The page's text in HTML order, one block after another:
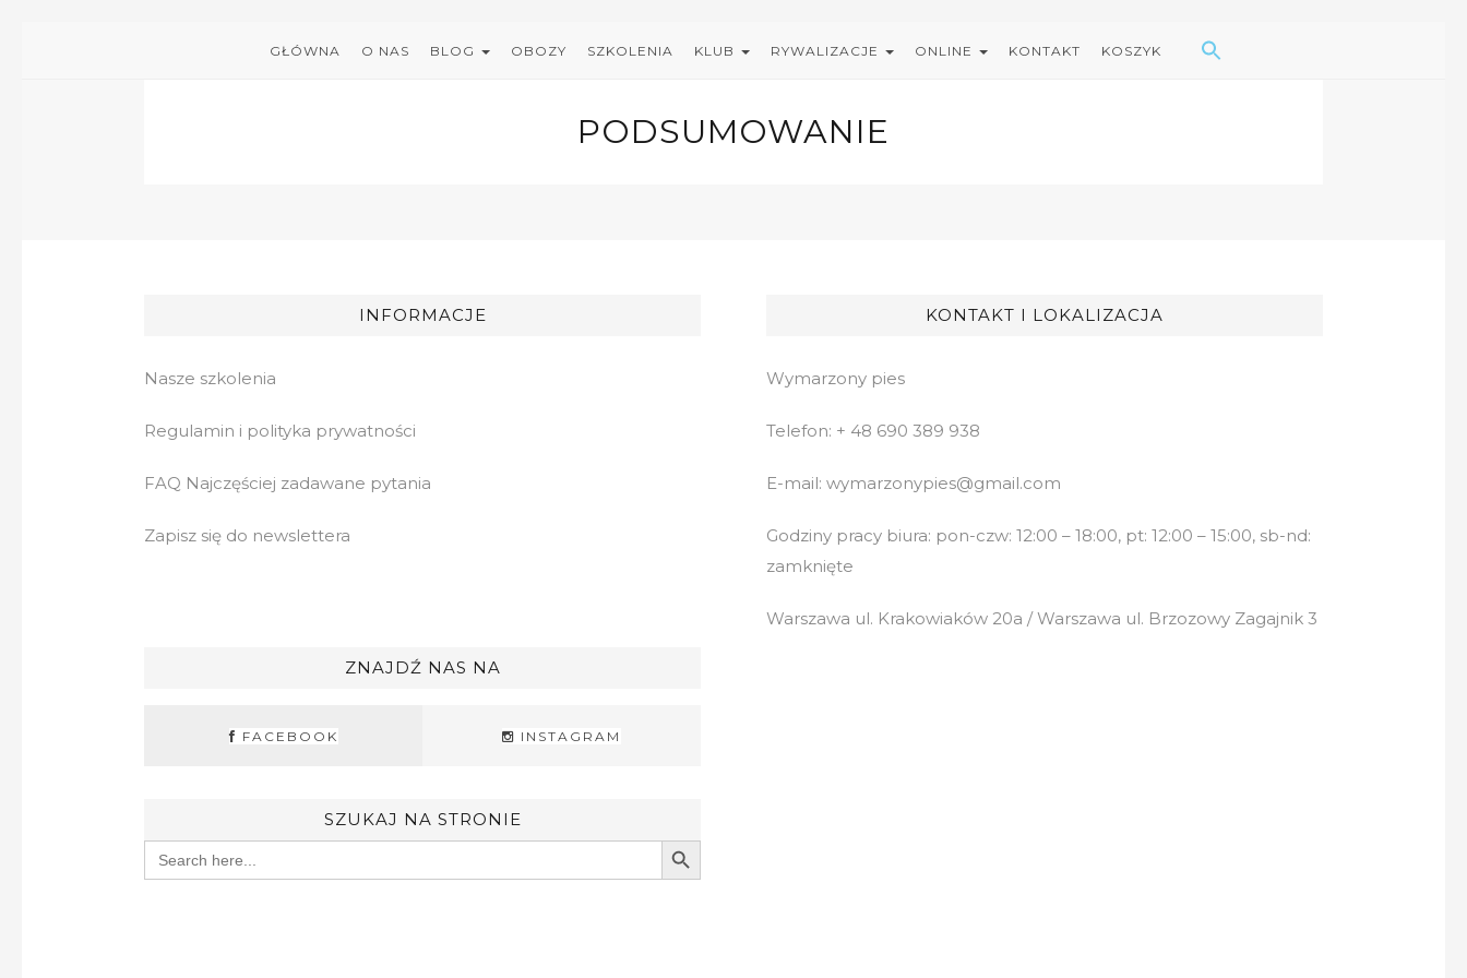
GŁÓWNA O NAS BLOG OBOZY SZKOLENIA KLUB RYWALIZACJE ONLINE KONTAKT KOSZYK
Search
for:
PODSUMOWANIE
INFORMACJE
Nasze szkolenia
Regulamin i polityka prywatności
FAQ Najczęściej zadawane pytania
Zapisz się do newslettera
ZNAJDŹ NAS NA
FACEBOOK INSTAGRAM
SZUKAJ NA STRONIE
Search
for:
Search Button
KONTAKT I LOKALIZACJA
Wymarzony pies
Telefon: + 48 690 389 938
E-mail: wymarzonypies@gmail.com
Godziny pracy biura: pon-czw: 12:00 – 18:00, pt: 12:00 – 15:00, sb-nd:
zamknięte
Warszawa ul. Krakowiaków 20a / Warszawa ul. Brzozowy Zagajnik 3